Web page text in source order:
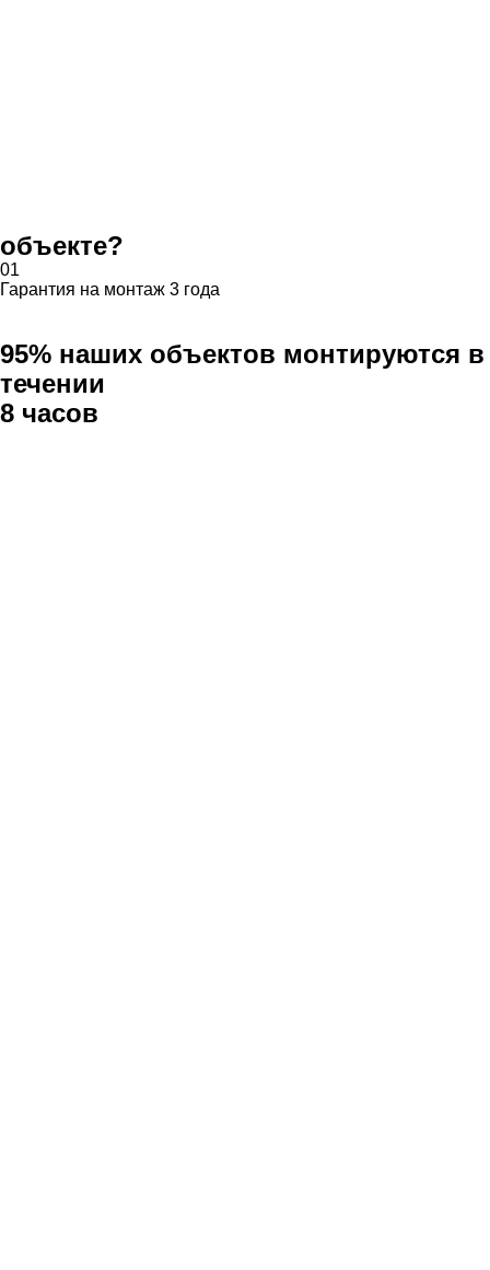
объекте?
01
Гарантия на монтаж 3 года
95% наших объектов монтируются в
течении
8 часов